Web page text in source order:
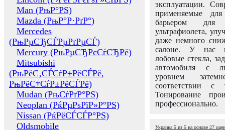
Man (РњР°РЅ)
Mazda (РњР°Р·РґР°)
Mercedes
(РњРµСЂСЃРµРґРµСЃ)
Mercury (РњРµСЂРєСѓСЂРё)
Mitsubishi
(РњРёС‚СЃСѓР±РёСЃРё,
РњРёС†СѓР±РёСЃРё)
Mudan (РњСѓРґР°РЅ)
Neoplan (РќРµРѕРїР»Р°РЅ)
Nissan (РќРёСЃСЃР°РЅ)
Oldsmobile
эксплуатации.
применяемые
барьером для
ультрафиолета,
даже немного
салоне. У нас
лобовые стекла,
автомобиля с
уровнем
соответствии с
Тонирование
профессионально.
Украина 5 из 5 на основе 27